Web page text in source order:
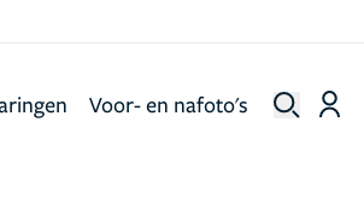
Voor- en nafoto's